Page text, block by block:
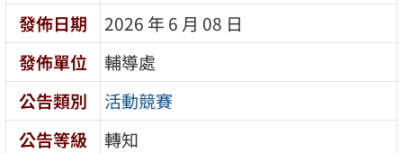
發佈日期
2026 年 6 月 08 日
發佈單位
輔導處
公告類別
活動競賽
公告等級
轉知